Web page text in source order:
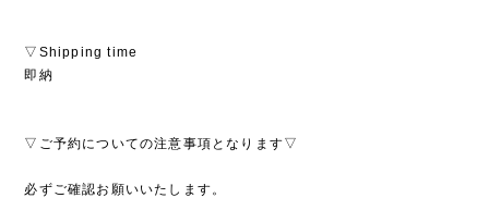
▽Shipping time
即納
▽ご予約についての注意事項となります▽
必ずご確認お願いいたします。